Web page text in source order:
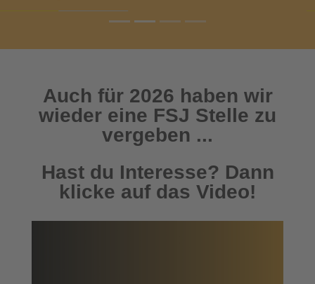
Auch für 2026 haben wir
wieder eine FSJ Stelle zu
vergeben ...
Hast du Interesse? Dann
klicke auf das Video!